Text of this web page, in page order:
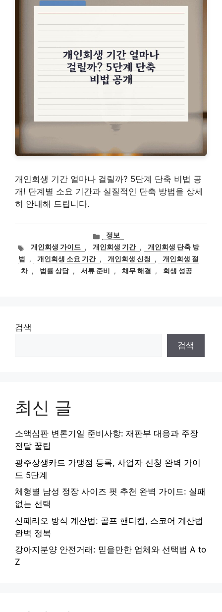
개인회생 기간 얼마나 걸릴까? 5단계 단축 비법 공
개! 단계별 소요 기간과 실질적인 단축 방법을 상세
히 안내해 드립니다.
카
테
고
리
정보
태개인회생 가이드 , 개인회생 기간 ,
개인회생 단축 방
법
, 개인회생 소요 기간 , 개인회생 신청 ,
개인회생 절
차 , 법률 상담 , 서류 준비 , 채무 해결 , 회생 성공
검색
검색
최신 글
소액심판 변론기일 준비사항: 재판부 대응과 주장
전달 꿀팁
광주상생카드 가맹점 등록, 사업자 신청 완벽 가이
드 5단계
체형별 남성 정장 사이즈 핏 추천 완벽 가이드: 실패
없는 선택
신페리오 방식 계산법: 골프 핸디캡, 스코어 계산법
완벽 정복
강아지분양 안전거래: 믿을만한 업체와 선택법 A to
Z